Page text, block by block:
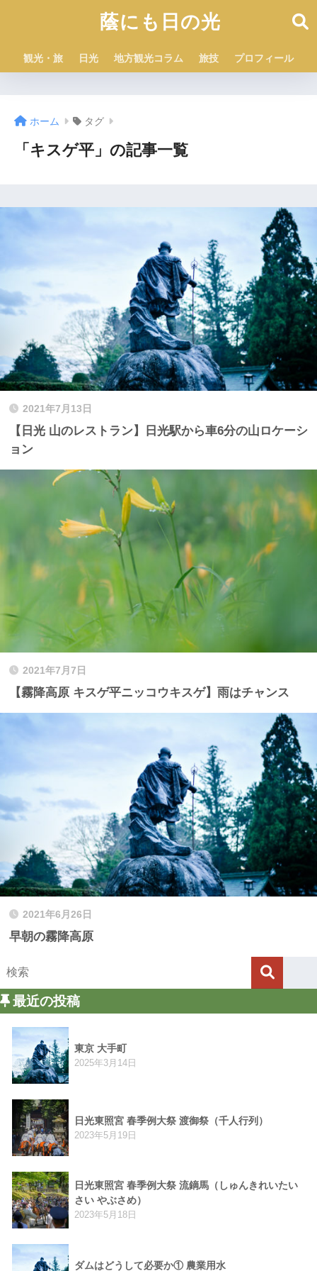
蔭にも日の光
観光・旅 日光 地方観光コラム 旅技 プロフィール
ホーム タグ
「キスゲ平」の記事一覧
2021年7月13日
【日光 山のレストラン】日光駅から車6分の山ロケーシ
ョン
2021年7月7日
【霧降高原 キスゲ平ニッコウキスゲ】雨はチャンス
2021年6月26日
早朝の霧降高原
最近の投稿
東京 大手町
2025年3月14日
日光東照宮 春季例大祭 渡御祭（千人行列）
2023年5月19日
日光東照宮 春季例大祭 流鏑馬（しゅんきれいたい
さい やぶさめ）
2023年5月18日
ダムはどうして必要か① 農業用水